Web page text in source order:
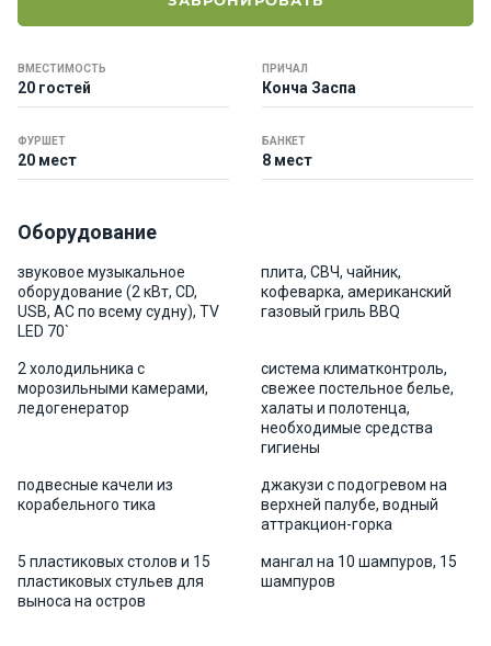
ВМЕСТИМОСТЬ
20 гостей
ПРИЧАЛ
Конча Заспа
ФУРШЕТ
20 мест
БАНКЕТ
8 мест
Оборудование
звуковое музыкальное
оборудование (2 кВт, CD,
USB, АС по всему судну), TV
LED 70`
плита, СВЧ, чайник,
кофеварка, американский
газовый гриль BBQ
2 холодильника с
морозильными камерами,
ледогенератор
система климатконтроль,
свежее постельное белье,
халаты и полотенца,
необходимые средства
гигиены
подвесные качели из
корабельного тика
джакузи с подогревом на
верхней палубе, водный
аттракцион-горка
5 пластиковых столов и 15
пластиковых стульев для
выноса на остров
мангал на 10 шампуров, 15
шампуров
К
е
а
Програ
сертиф
икаты